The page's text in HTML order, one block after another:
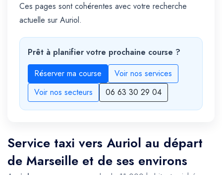
Ces pages sont cohérentes avec votre recherche
actuelle sur Auriol.
Prêt à planifier votre prochaine course ?
Réserver ma course
Voir nos services
Voir nos secteurs
06 63 30 29 04
Service taxi vers Auriol au départ
de Marseille et de ses environs